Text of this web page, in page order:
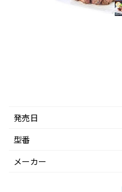
発売日
型番
メーカー